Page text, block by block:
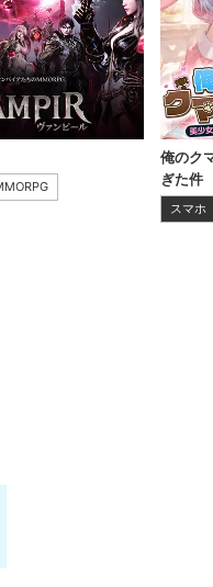
俺のク
ぎた件
スマホ